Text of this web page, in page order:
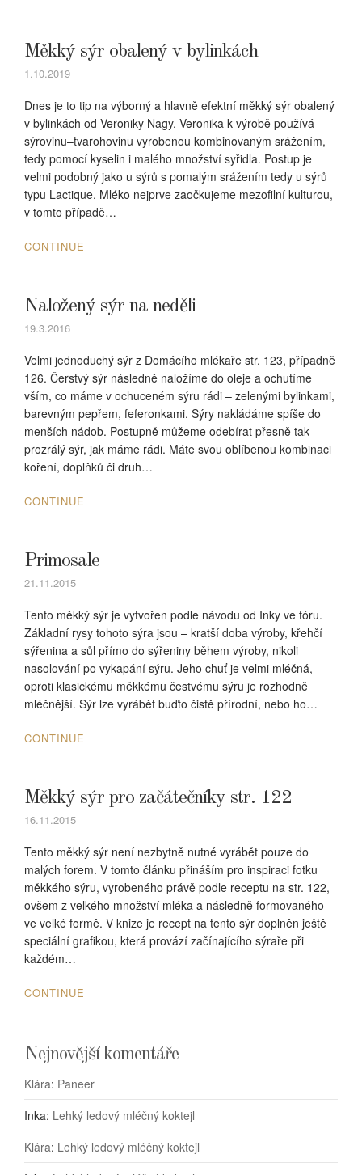
Měkký sýr obalený v bylinkách
1.10.2019
Dnes je to tip na výborný a hlavně efektní měkký sýr obalený
v bylinkách od Veroniky Nagy. Veronika k výrobě používá
sýrovinu–tvarohovinu vyrobenou kombinovaným srážením,
tedy pomocí kyselin i malého množství syřidla. Postup je
velmi podobný jako u sýrů s pomalým srážením tedy u sýrů
typu Lactique. Mléko nejprve zaočkujeme mezofilní kulturou,
v tomto případě…
CONTINUE
Naložený sýr na neděli
19.3.2016
Velmi jednoduchý sýr z Domácího mlékaře str. 123, případně
126. Čerstvý sýr následně naložíme do oleje a ochutíme
vším, co máme v ochuceném sýru rádi – zelenými bylinkami,
barevným pepřem, feferonkami. Sýry nakládáme spíše do
menších nádob. Postupně můžeme odebírat přesně tak
prozrálý sýr, jak máme rádi. Máte svou oblíbenou kombinaci
koření, doplňků či druh…
CONTINUE
Primosale
21.11.2015
Tento měkký sýr je vytvořen podle návodu od Inky ve fóru.
Základní rysy tohoto sýra jsou – kratší doba výroby, křehčí
sýřenina a sůl přímo do sýřeniny během výroby, nikoli
nasolování po vykapání sýru. Jeho chuť je velmi mléčná,
oproti klasickému měkkému čestvému sýru je rozhodně
mléčnější. Sýr lze vyrábět buďto čistě přírodní, nebo ho…
CONTINUE
Měkký sýr pro začátečníky str. 122
16.11.2015
Tento měkký sýr není nezbytně nutné vyrábět pouze do
malých forem. V tomto článku přináším pro inspiraci fotku
měkkého sýru, vyrobeného právě podle receptu na str. 122,
ovšem z velkého množství mléka a následně formovaného
ve velké formě. V knize je recept na tento sýr doplněn ještě
speciální grafikou, která provází začínajícího sýraře při
každém…
CONTINUE
Nejnovější komentáře
Klára: Paneer
Inka: Lehký ledový mléčný koktejl
Klára: Lehký ledový mléčný koktejl